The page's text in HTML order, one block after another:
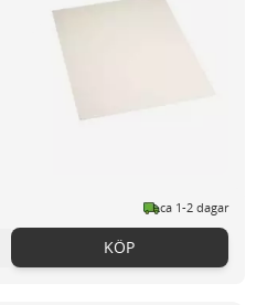
ca 1-2 dagar
KÖP